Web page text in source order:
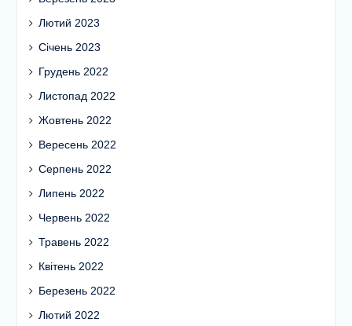
Березень 2023
Лютий 2023
Січень 2023
Грудень 2022
Листопад 2022
Жовтень 2022
Вересень 2022
Серпень 2022
Липень 2022
Червень 2022
Травень 2022
Квітень 2022
Березень 2022